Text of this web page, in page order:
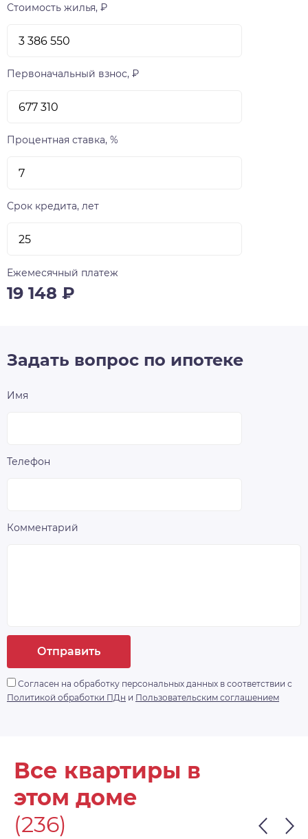
Стоимость жилья, ₽
Первоначальный взнос, ₽
Процентная ставка, %
Срок кредита, лет
Ежемесячный платеж
19 148 ₽
Задать вопрос по ипотеке
Имя
Телефон
Комментарий
Отправить
Согласен на обработку персональных данных в соответствии с
Политикой обработки ПДн и Пользовательским соглашением
Все квартиры в
этом доме
(236)